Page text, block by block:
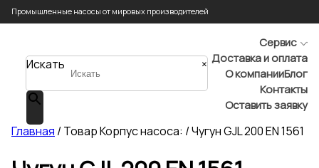
Промышленные насосы от мировых производителей
Искать ×
Сервис
Доставка и оплата
О компанииБлог
Контакты
Оставить заявку
Главная / Товар Корпус насоса: / Чугун GJL 200 EN 1561